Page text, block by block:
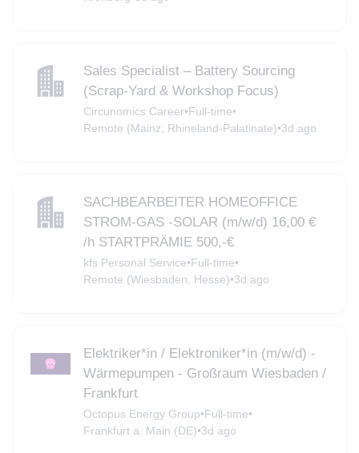
Sales Specialist – Battery Sourcing
(Scrap‑Yard & Workshop Focus)
Circunomics Career•Full-time•
Remote (Mainz, Rhineland-Palatinate)•3d ago
SACHBEARBEITER HOMEOFFICE
STROM-GAS -SOLAR (m/w/d) 16,00 €
/h STARTPRÄMIE 500,-€
kfs Personal Service•Full-time•
Remote (Wiesbaden, Hesse)•3d ago
Elektriker*in / Elektroniker*in (m/w/d) -
Wärmepumpen - Großraum Wiesbaden /
Frankfurt
Octopus Energy Group•Full-time•
Frankfurt a. Main (DE)•3d ago